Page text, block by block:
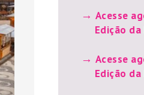
Acesse
Edição da
Acesse
Edição da